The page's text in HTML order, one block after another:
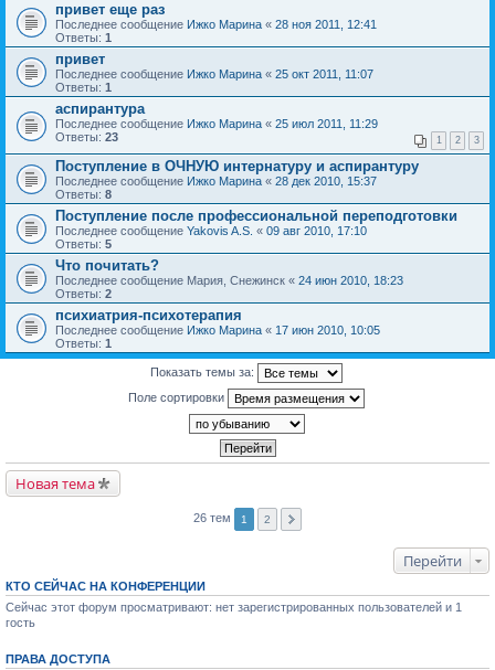
привет еще раз
Последнее сообщение Ижко Марина « 28 ноя 2011, 12:41
Ответы: 1
привет
Последнее сообщение Ижко Марина « 25 окт 2011, 11:07
Ответы: 1
аспирантура
Последнее сообщение Ижко Марина « 25 июл 2011, 11:29
Ответы: 23 1 2 3
Поступление в ОЧНУЮ интернатуру и аспирантуру
Последнее сообщение Ижко Марина « 28 дек 2010, 15:37
Ответы: 8
Поступление после профессиональной переподготовки
Последнее сообщение Yakovis A.S. « 09 авг 2010, 17:10
Ответы: 5
Что почитать?
Последнее сообщение Мария, Снежинск « 24 июн 2010, 18:23
Ответы: 2
психиатрия-психотерапия
Последнее сообщение Ижко Марина « 17 июн 2010, 10:05
Ответы: 1
Показать темы за:
Поле сортировки
Новая тема
26 тем 1 2
Перейти
КТО СЕЙЧАС НА КОНФЕРЕНЦИИ
Сейчас этот форум просматривают: нет зарегистрированных пользователей и 1
гость
ПРАВА ДОСТУПА